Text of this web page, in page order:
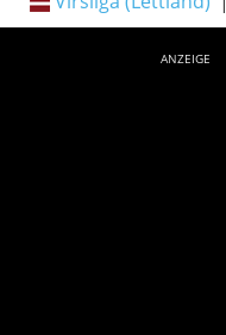
ANZEIGE